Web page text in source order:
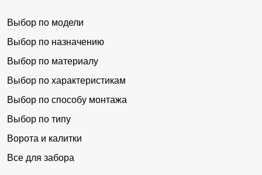
Выбор по модели
Выбор по назначению
Выбор по материалу
Выбор по характеристикам
Выбор по способу монтажа
Выбор по типу
Ворота и калитки
Все для забора